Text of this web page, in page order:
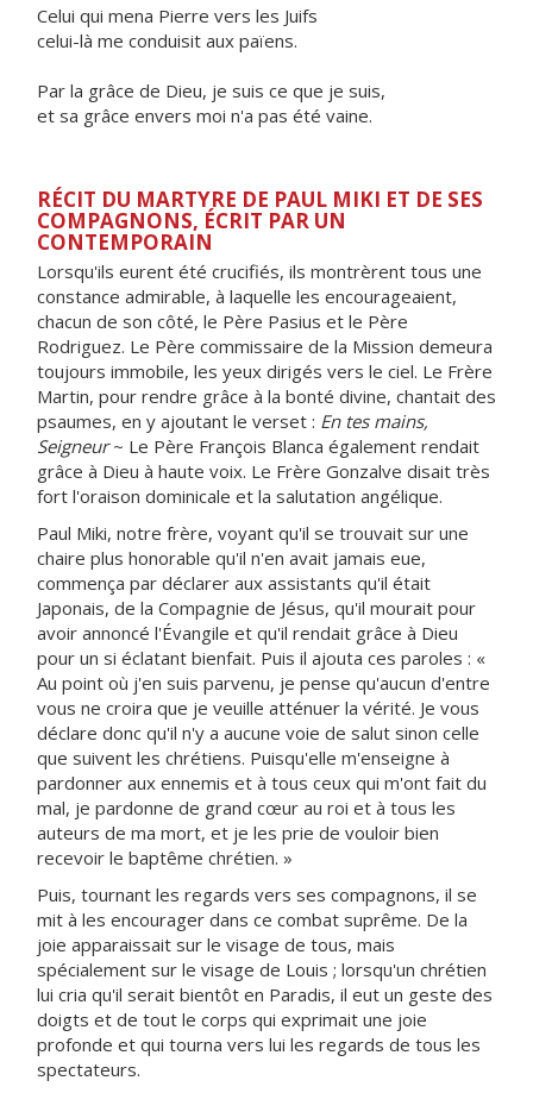
Celui qui mena Pierre vers les Juifs
celui-là me conduisit aux païens.
Par la grâce de Dieu, je suis ce que je suis,
et sa grâce envers moi n'a pas été vaine.
RÉCIT DU MARTYRE DE PAUL MIKI ET DE SES
COMPAGNONS, ÉCRIT PAR UN
CONTEMPORAIN
Lorsqu'ils eurent été crucifiés, ils montrèrent tous une
constance admirable, à laquelle les encourageaient,
chacun de son côté, le Père Pasius et le Père
Rodriguez. Le Père commissaire de la Mission demeura
toujours immobile, les yeux dirigés vers le ciel. Le Frère
Martin, pour rendre grâce à la bonté divine, chantait des
psaumes, en y ajoutant le verset : En tes mains,
Seigneur~ Le Père François Blanca également rendait
grâce à Dieu à haute voix. Le Frère Gonzalve disait très
fort l'oraison dominicale et la salutation angélique.
Paul Miki, notre frère, voyant qu'il se trouvait sur une
chaire plus honorable qu'il n'en avait jamais eue,
commença par déclarer aux assistants qu'il était
Japonais, de la Compagnie de Jésus, qu'il mourait pour
avoir annoncé l'Évangile et qu'il rendait grâce à Dieu
pour un si éclatant bienfait. Puis il ajouta ces paroles : «
Au point où j'en suis parvenu, je pense qu'aucun d'entre
vous ne croira que je veuille atténuer la vérité. Je vous
déclare donc qu'il n'y a aucune voie de salut sinon celle
que suivent les chrétiens. Puisqu'elle m'enseigne à
pardonner aux ennemis et à tous ceux qui m'ont fait du
mal, je pardonne de grand cœur au roi et à tous les
auteurs de ma mort, et je les prie de vouloir bien
recevoir le baptême chrétien. »
Puis, tournant les regards vers ses compagnons, il se
mit à les encourager dans ce combat suprême. De la
joie apparaissait sur le visage de tous, mais
spécialement sur le visage de Louis ; lorsqu'un chrétien
lui cria qu'il serait bientôt en Paradis, il eut un geste des
doigts et de tout le corps qui exprimait une joie
profonde et qui tourna vers lui les regards de tous les
spectateurs.